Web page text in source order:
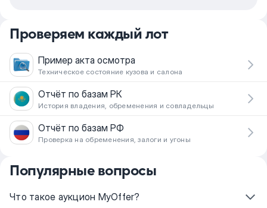
Проверяем каждый лот
Пример акта осмотра
Техническое состояние кузова и салона
Отчёт по базам РК
История владения, обременения и совладельцы
Отчёт по базам РФ
Проверка на обременения, залоги и угоны
Популярные вопросы
Что такое аукцион MyOffer?